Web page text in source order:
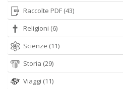
Raccolte PDF (43)
Religioni (6)
Scienze (11)
Storia (29)
Viaggi (11)